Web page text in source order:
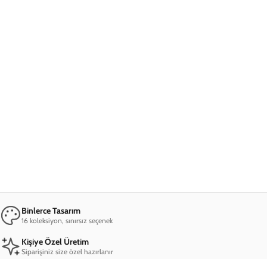
Binlerce Tasarım
16 koleksiyon, sınırsız seçenek
Kişiye Özel Üretim
Siparişiniz size özel hazırlanır